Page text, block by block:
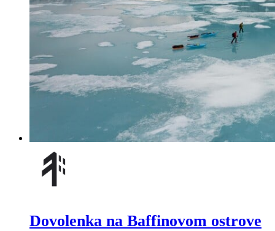
Dovolenka na Baffinovom ostrove